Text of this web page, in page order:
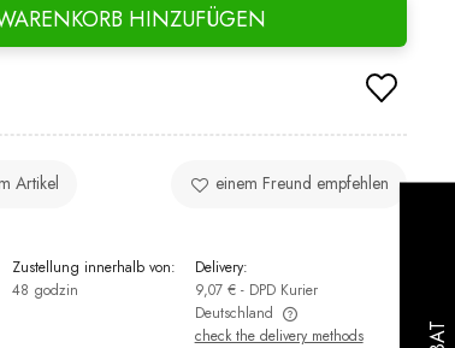
HINZUFÜGEN
Artikel einem Freund empfehlen
Zustellung innerhalb von:
48 godzin
Delivery:
9,07 € - DPD Kurier
Deutschland
check the delivery methods